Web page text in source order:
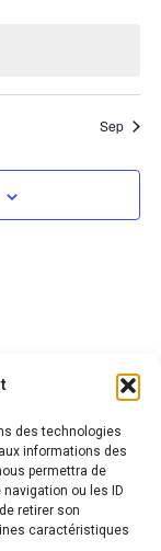
des technologies
informations des
permettra de
ou les ID
retirer son
caractéristiques
Sep
Val de Loire